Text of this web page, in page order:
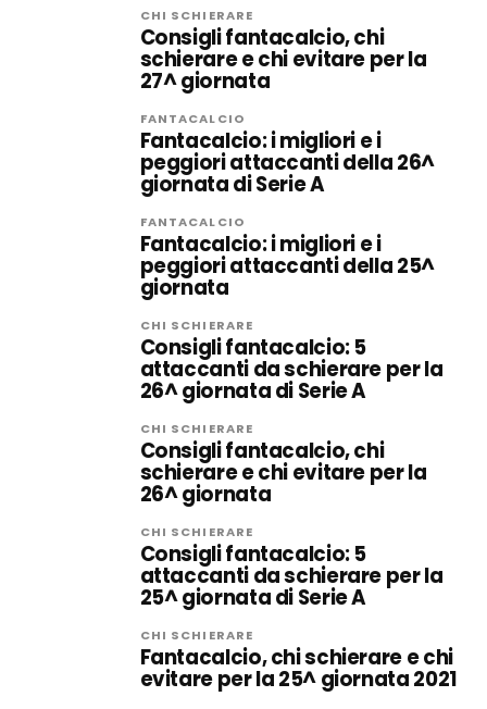
CHI SCHIERARE
Consigli fantacalcio, chi
schierare e chi evitare per la
27^ giornata
FANTACALCIO
Fantacalcio: i migliori e i
peggiori attaccanti della 26^
giornata di Serie A
FANTACALCIO
Fantacalcio: i migliori e i
peggiori attaccanti della 25^
giornata
CHI SCHIERARE
Consigli fantacalcio: 5
attaccanti da schierare per la
26^ giornata di Serie A
CHI SCHIERARE
Consigli fantacalcio, chi
schierare e chi evitare per la
26^ giornata
CHI SCHIERARE
Consigli fantacalcio: 5
attaccanti da schierare per la
25^ giornata di Serie A
CHI SCHIERARE
Fantacalcio, chi schierare e chi
evitare per la 25^ giornata 2021